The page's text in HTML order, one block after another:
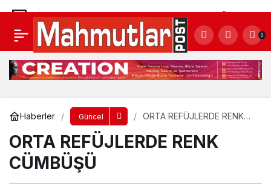
0
Haberler Güncel
ORTA REFÜJLERDE RENK
ORTA REFÜJLERDE RENK
CÜMBÜŞÜ
HEM BAŞKAN HEM ADAY BAŞKAN YÜCEL
YOĞUN TEMPO ÇALIŞIYOR
Yorum Yap Paylaş